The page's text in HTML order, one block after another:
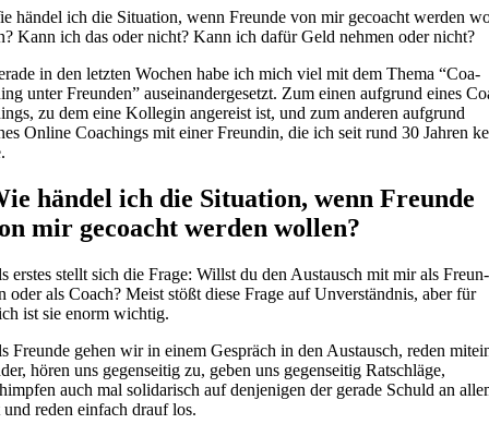
hän­del ich die Situa­ti­on, wenn Freun­de von mir gecoacht wer­den
Kann ich das oder nicht? Kann ich dafür Geld neh­men oder nicht?
in den letz­ten Wochen habe ich mich viel mit dem The­ma “Coa­
unter Freun­den” aus­ein­an­der­ge­setzt. Zum einen auf­grund eines
zu dem eine Kol­le­gin ange­reist ist, und zum ande­ren auf­grund
Online Coa­chings mit einer Freun­din, die ich seit rund 30 Jah­ren
hän­del ich die Situa­ti­on, wenn Freun­de
mir gecoacht wer­den wol­len?
ers­tes stellt sich die Fra­ge: Willst du den Aus­tausch mit mir als Freun­
oder als Coach? Meist stößt die­se Fra­ge auf Unver­ständ­nis, aber für
ist sie enorm wich­tig.
Freun­de gehen wir in einem Gespräch in den Aus­tausch, reden
hören uns gegen­sei­tig zu, geben uns gegen­sei­tig Rat­schlä­ge,
auch mal soli­da­risch auf den­je­ni­gen der gera­de Schuld an
und reden ein­fach drauf los.